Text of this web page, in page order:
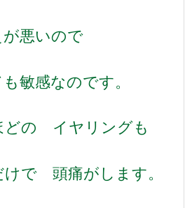
悪いので
敏感なのです。
の イヤリングも
で 頭痛がします。